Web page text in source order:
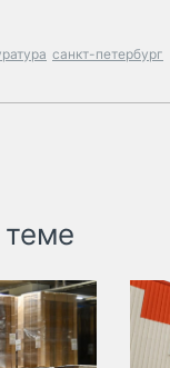
санкт-петербург